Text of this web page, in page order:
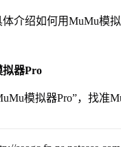
介绍如何用MuMu模
器Pro
模拟器Pro”，找准